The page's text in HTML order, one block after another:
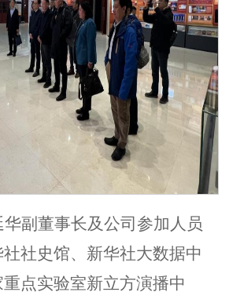
副董事长及公司参加人员
社史馆、新华社大数据中
点实验室新立方演播中